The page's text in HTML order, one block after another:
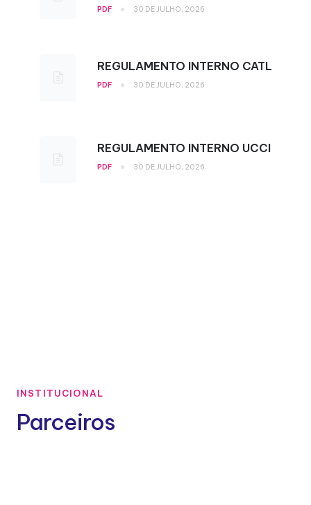
PDF • 30 DE JULHO, 2026
REGULAMENTO INTERNO CATL
PDF • 30 DE JULHO, 2026
REGULAMENTO INTERNO UCCI
PDF • 30 DE JULHO, 2026
INSTITUCIONAL
Parceiros